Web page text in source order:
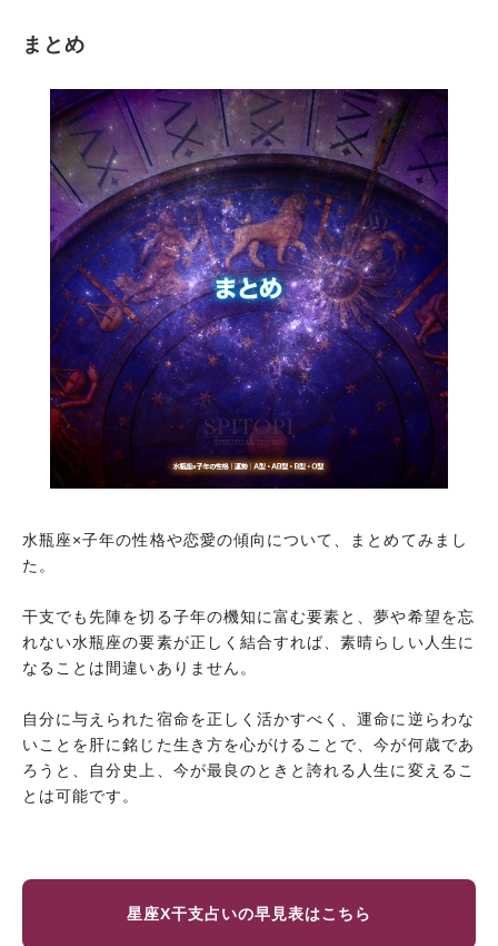
水瓶座×子年の男性の性格
水瓶座×子年の女性の性格
水瓶座×子年のA型の特徴
水瓶座×子年のAB型の特徴
水瓶座×子年のB型の特徴
水瓶座×子年のO型の特徴
水瓶座×子年の男性の恋愛傾向
水瓶座×子年の女性の恋愛傾向
水瓶座×子年の気をつけるべきこと
まとめ
まとめ
水瓶座×子年の性格や恋愛の傾向について、まとめてみまし
た。
干支でも先陣を切る子年の機知に富む要素と、夢や希望を忘
れない水瓶座の要素が正しく結合すれば、素晴らしい人生に
なることは間違いありません。
自分に与えられた宿命を正しく活かすべく、運命に逆らわな
いことを肝に銘じた生き方を心がけることで、今が何歳であ
ろうと、自分史上、今が最良のときと誇れる人生に変えるこ
とは可能です。
星座X干支占いの早見表はこちら